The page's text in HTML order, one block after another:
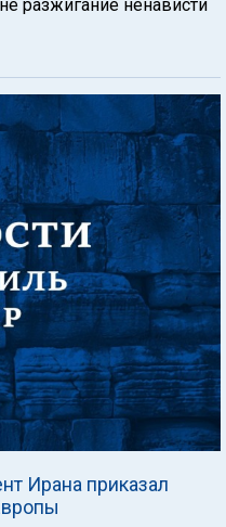
разжигание ненависти
Ирана приказал